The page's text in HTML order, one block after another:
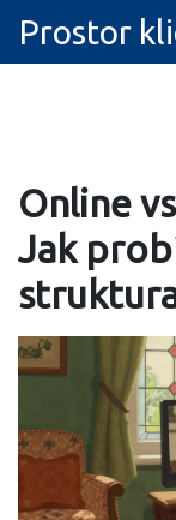
Prostor
Online
Jak